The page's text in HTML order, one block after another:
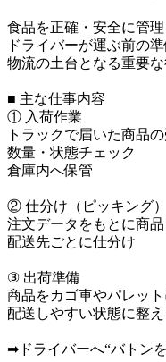
食品を正確・安全に管
ドライバーが運ぶ前の準
物流の土台となる重要な
■ 主な仕事内容
① 入荷作業
トラックで届いた商品
数量・状態チェック
倉庫内へ保管
② 仕分け（ピッキング）
注文データをもとに商
配送先ごとに仕分け
③ 出荷準備
商品をカゴ車やパレッ
配送しやすい状態に整え
➡ドライバーへ“バトン